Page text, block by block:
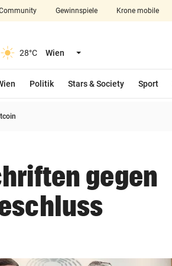
Schließen
Gewinnspiele Krone mobile
28°C Wien Menü aufklappen
Politik Stars & Society Sport
gegen